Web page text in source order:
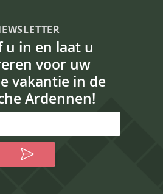
u in en laat u
voor uw
vakantie in de
Ardennen!